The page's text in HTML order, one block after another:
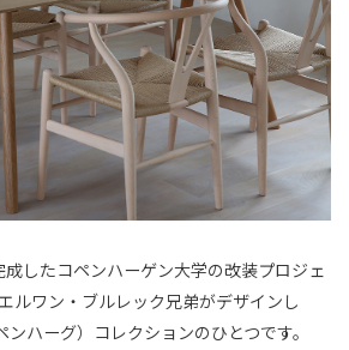
したコペンハーゲン大学の改装プロジェ
ルワン・ブルレック兄弟がデザインし
ハーグ）コレクションのひとつです。